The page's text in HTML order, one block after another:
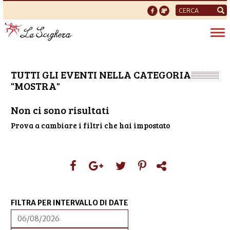
Form
di
ricerca
TUTTI GLI EVENTI NELLA CATEGORIA
"MOSTRA"
Non ci sono risultati
Prova a cambiare i filtri che hai impostato
FILTRA PER INTERVALLO DI DATE